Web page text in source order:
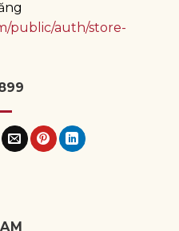
public/auth/store-